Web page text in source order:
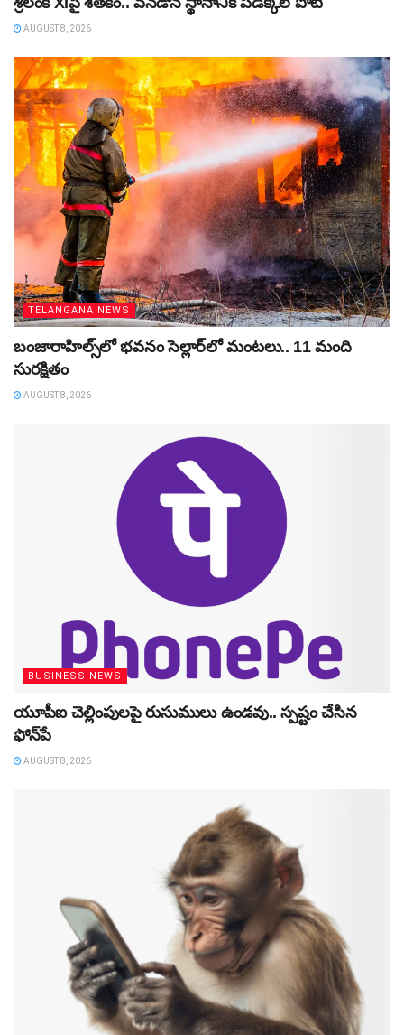
AUGUST 8, 2026
TELANGANA NEWS
బంజారాహిల్స్‌లో భవనం సెల్లార్‌లో మంటలు.. 11 మంది
సురక్షితం
AUGUST 8, 2026
BUSINESS NEWS
యూపీఐ చెల్లింపులపై రుసుములు ఉండవు.. స్పష్టం చేసిన
ఫోన్‌పే
AUGUST 8, 2026